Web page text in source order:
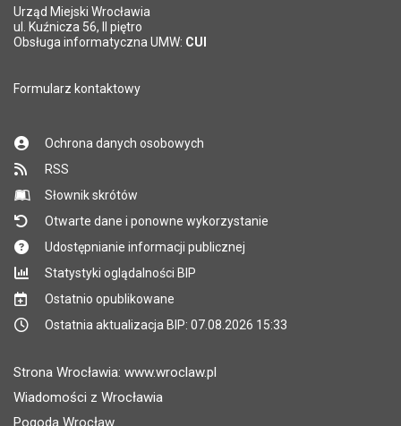
Urząd Miejski Wrocławia
ul. Kuźnicza 56, II piętro
Obsługa informatyczna UMW: CUI
Formularz kontaktowy
Ochrona danych osobowych
RSS
Słownik skrótów
Otwarte dane i ponowne wykorzystanie
Udostępnianie informacji publicznej
Statystyki oglądalności BIP
Ostatnio opublikowane
Ostatnia aktualizacja BIP: 07.08.2026 15:33
Strona Wrocławia: www.wroclaw.pl
Wiadomości z Wrocławia
Pogoda Wrocław